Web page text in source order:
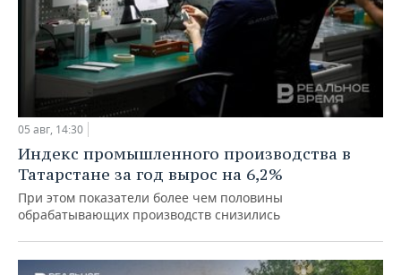
05 авг, 14:30
Индекс промышленного производства в
Татарстане за год вырос на 6,2%
При этом показатели более чем половины
обрабатывающих производств снизились